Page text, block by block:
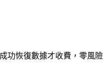
功恢復數據才收費，零風險